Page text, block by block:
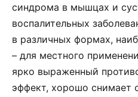
синдрома в мышцах и
воспалительных
в различных формах,
– для местного
ярко выраженный
эффект, хорошо снимает